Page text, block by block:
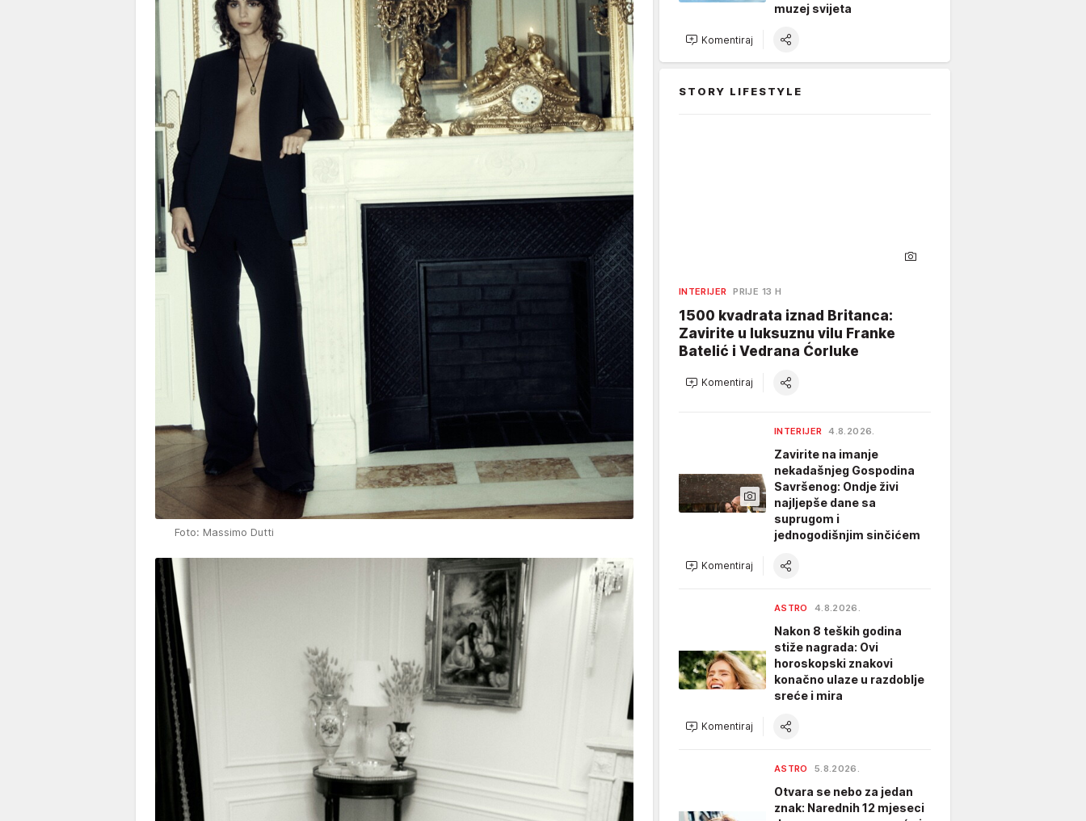
Foto: Massimo Dutti
muzej svijeta
Komentiraj
STORY LIFESTYLE
INTERIJER PRIJE 13 H
1500 kvadrata iznad Britanca:
Zavirite u luksuznu vilu Franke
Batelić i Vedrana Ćorluke
Komentiraj
INTERIJER 4.8.2026.
Zavirite na imanje
nekadašnjeg Gospodina
Savršenog: Ondje živi
najljepše dane sa
suprugom i
jednogodišnjim sinčićem
Komentiraj
ASTRO 4.8.2026.
Nakon 8 teških godina
stiže nagrada: Ovi
horoskopski znakovi
konačno ulaze u razdoblje
sreće i mira
Komentiraj
ASTRO 5.8.2026.
Otvara se nebo za jedan
znak: Narednih 12 mjeseci